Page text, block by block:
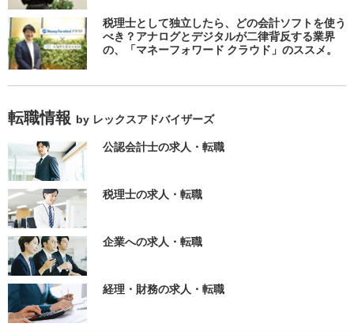
税理士として独立したら、どの会計ソフトを使う
べき？アナログとデジタルが二律背反する業界
の、「マネーフォワード クラウド」のススメ。
転職情報 by レックスアドバイザーズ
公認会計士の求人・転職
税理士の求人・転職
企業への求人・転職
経理・財務の求人・転職